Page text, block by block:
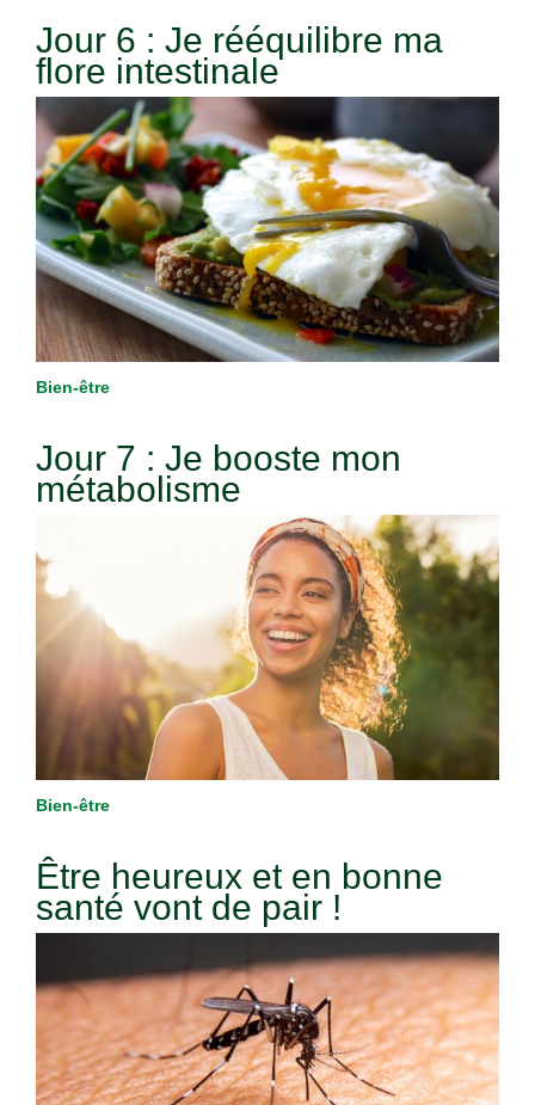
Jour 6 : Je rééquilibre ma
flore intestinale
Bien-être
Jour 7 : Je booste mon
métabolisme
Bien-être
Être heureux et en bonne
santé vont de pair !